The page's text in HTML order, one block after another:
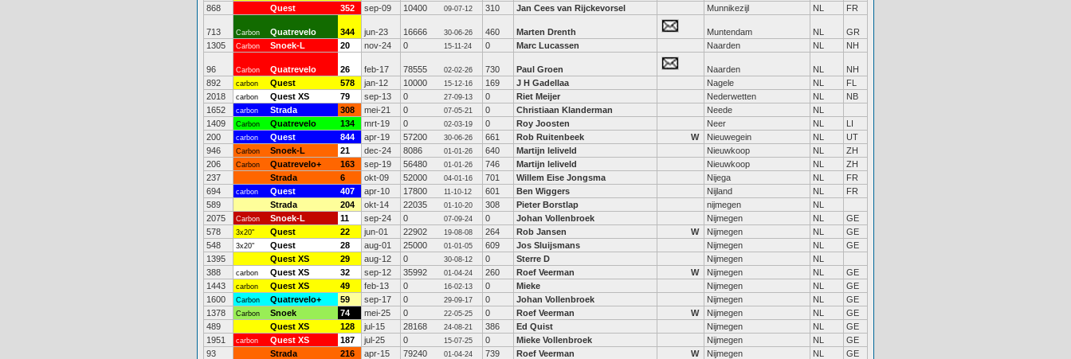
868
Quest 352 sep-09 10400 09-07-12 310 Jan Cees van Rijckevorsel Munnikezijl NL FR
713 Carbon Quatrevelo 344 jun-23 16666 30-06-26 460 Marten Drenth Muntendam NL
GR
1305
Carbon Snoek-L 20 nov-24 0 15-11-24 0 Marc Lucassen Naarden NL NH
96 Carbon Quatrevelo 26 feb-17 78555 02-02-26 730 Paul Groen Naarden NL
NH
892
carbon Quest 578 jan-12 10000 15-12-16 169 J H Gadellaa Nagele NL
FL
2018
carbon Quest XS 79 sep-13 0 27-09-13 0 Riet Meijer Nederwetten NL
NB
1652
carbon Strada 308 mei-21 0 07-05-21 0 Christiaan Klanderman Neede
NL
1409
Carbon Quatrevelo 134 mrt-19 0 02-03-19 0 Roy Joosten Neer NL
LI
200
carbon Quest 844 apr-19 57200 30-06-26 661 Rob Ruitenbeek W Nieuwegein NL
UT
946
Carbon Snoek-L 21 dec-24 8086 01-01-26 640 Martijn leliveld Nieuwkoop NL
ZH
206
Carbon Quatrevelo+ 163 sep-19 56480 01-01-26 746 Martijn leliveld Nieuwkoop NL
ZH
237
Strada 6 okt-09 52000 04-01-16 701 Willem Eise Jongsma Nijega NL
FR
694
carbon Quest 407 apr-10 17800 11-10-12 601 Ben Wiggers Nijland NL
FR
589
Strada 204 okt-14 22035 01-10-20 308 Pieter Borstlap nijmegen
NL
2075
Carbon Snoek-L 11 sep-24 0 07-09-24 0 Johan Vollenbroek Nijmegen NL
GE
578
3x20" Quest 22 jun-01 22902 19-08-08 264 Rob Jansen W Nijmegen NL
GE
548
3x20" Quest 28 aug-01 25000 01-01-05 609 Jos Sluijsmans Nijmegen NL
GE
1395
Quest XS 29 aug-12 0 30-08-12 0 Sterre D Nijmegen
NL
388
carbon Quest XS 32 sep-12 35992 01-04-24 260 Roef Veerman W Nijmegen NL
GE
1443
carbon Quest XS 49 feb-13 0 16-02-13 0 Mieke Nijmegen NL
GE
1600
Carbon Quatrevelo+ 59 sep-17 0 29-09-17 0 Johan Vollenbroek Nijmegen NL
GE
1378
Carbon Snoek 74 mei-25 0 22-05-25 0 Roef Veerman W Nijmegen NL
GE
489
Quest XS 128 jul-15 28168 24-08-21 386 Ed Quist Nijmegen NL
GE
1951
carbon Quest XS 187 jul-25 0 15-07-25 0 Mieke Vollenbroek Nijmegen NL
GE
93
Strada 216 apr-15 79240 01-04-24 739 Roef Veerman W Nijmegen NL
GE